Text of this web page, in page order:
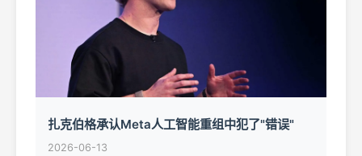
扎克伯格承认Meta人工智能重组中犯了"错误"
2026-06-13